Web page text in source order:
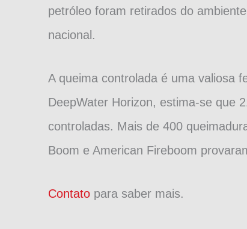
petróleo foram retirados do
nacional.
A queima controlada é uma valiosa
DeepWater Horizon, estima-se que
controladas. Mais de 400
Boom e American Fireboom
Contato para saber mais.